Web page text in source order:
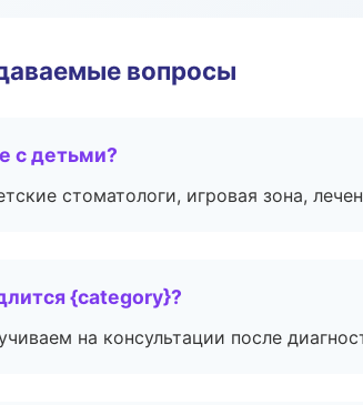
вопросы
с детьми?
стоматологи, игровая зона,
{category}?
на консультации после